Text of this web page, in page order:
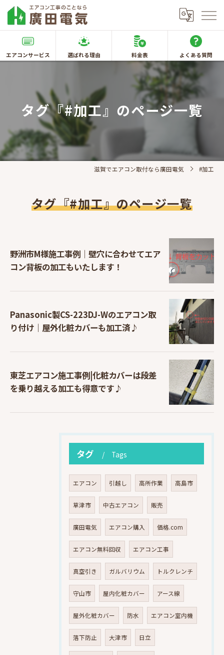
エアコンサービス 選ばれる理由 料金表 よくある質問
タグ『#加工』のページ一覧
滋賀でエアコン取付なら廣田電気 #加工
タグ『#加工』のページ一覧
野洲市M様施工事例｜壁穴に合わせてエア
コン背板の加工もいたします！
Panasonic製CS-223DJ-Wのエアコン取
り付け｜屋外化粧カバーも加工済♪
東芝エアコン施工事例|化粧カバーは段差
を乗り越える加工も得意です♪
タグ Tags
エアコン 引越し 高所作業 高島市
草津市 中古エアコン 販売
廣田電気 エアコン購入 価格.com
エアコン無料回収 エアコン工事
真空引き ガルバリウム トルクレンチ
守山市 屋内化粧カバー アース線
屋外化粧カバー 防水 エアコン室内機
落下防止 大津市 日立